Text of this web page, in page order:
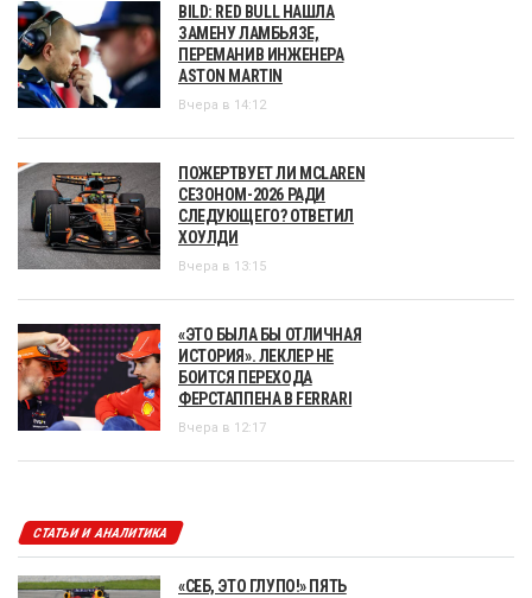
BILD: RED BULL НАШЛА
ЗАМЕНУ ЛАМБЬЯЗЕ,
ПЕРЕМАНИВ ИНЖЕНЕРА
ASTON MARTIN
Вчера в 14:12
ПОЖЕРТВУЕТ ЛИ MCLAREN
СЕЗОНОМ-2026 РАДИ
СЛЕДУЮЩЕГО? ОТВЕТИЛ
ХОУЛДИ
Вчера в 13:15
«ЭТО БЫЛА БЫ ОТЛИЧНАЯ
ИСТОРИЯ». ЛЕКЛЕР НЕ
БОИТСЯ ПЕРЕХОДА
ФЕРСТАППЕНА В FERRARI
Вчера в 12:17
СТАТЬИ И АНАЛИТИКА
«СЕБ, ЭТО ГЛУПО!» ПЯТЬ